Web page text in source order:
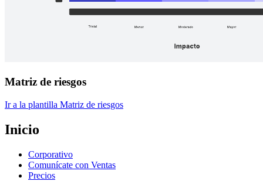
Matriz de riesgos
Ir a la plantilla Matriz de riesgos
Inicio
Corporativo
Comunícate con Ventas
Precios